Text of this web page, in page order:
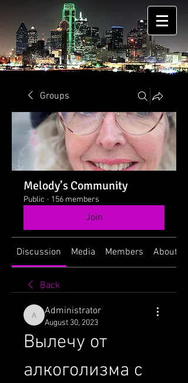
Groups
Melody’s Community
Public · 156 members
Join
Discussion Media Members About
Back
Administrator
Administrator
August 30, 2023
Вылечу от
алкоголизма с